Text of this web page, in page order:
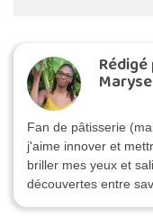
Maryse
Fan de pâtisserie
j'aime innover et
briller mes yeux et
découvertes entre